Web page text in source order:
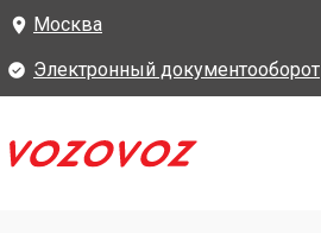
Москва
Электронный документооборот